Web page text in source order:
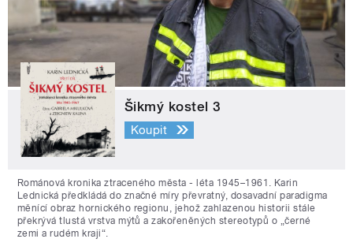
Šikmý kostel 3
Koupit
Románová kronika ztraceného města - léta 1945–1961. Karin
Lednická předkládá do značné míry převratný, dosavadní paradigma
měnící obraz hornického regionu, jehož zahlazenou historii stále
překrývá tlustá vrstva mýtů a zakořeněných stereotypů o „černé
zemi a rudém kraji“.